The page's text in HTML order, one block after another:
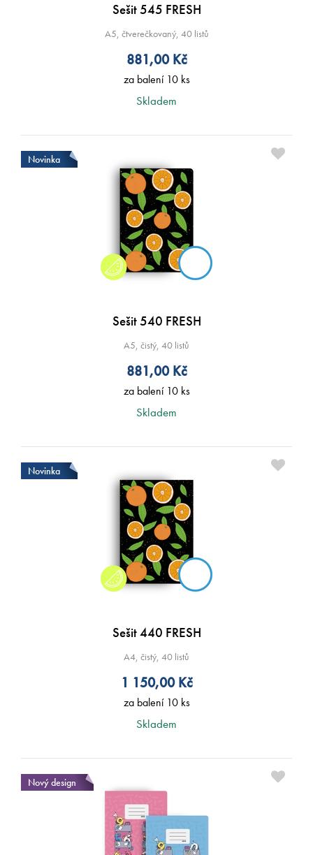
Sešit 545 FRESH
A5, čtverečkovaný, 40 listů
881,00Kč
za balení 10 ks
Skladem
Novinka
Sešit 540 FRESH
A5, čistý, 40 listů
881,00Kč
za balení 10 ks
Skladem
Novinka
Sešit 440 FRESH
A4, čistý, 40 listů
1 150,00Kč
za balení 10 ks
Skladem
Nový design